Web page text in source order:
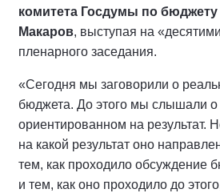
комитета Госдумы по
Макаров, выступая на
пленарного заседания.
«Сегодня мы заговорили о
бюджета. До этого мы слышали
ориентированном на результат.
на какой результат оно
тем, как проходило обсуждение
и тем, как оно проходило до